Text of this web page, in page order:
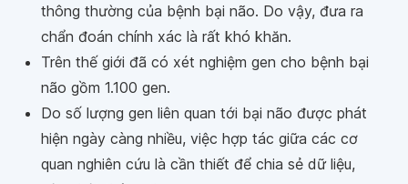
thông thường của bệnh bại não. Do vậy, đưa ra
chẩn đoán chính xác là rất khó khăn.
Trên thế giới đã có xét nghiệm gen cho bệnh bại
não gồm 1.100 gen.
Do số lượng gen liên quan tới bại não được phát
hiện ngày càng nhiều, việc hợp tác giữa các cơ
quan nghiên cứu là cần thiết để chia sẻ dữ liệu,